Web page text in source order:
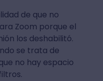
de que no
Zoom porque el
los deshabilitó.
se trata de
no hay espacio